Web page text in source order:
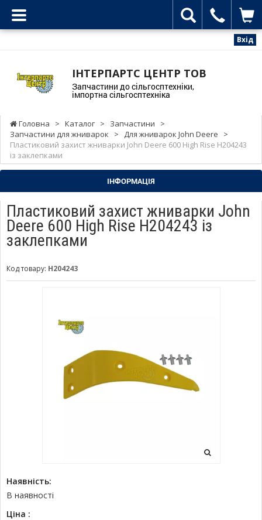
Вхід
ІНТЕРПАРТС ЦЕНТР ТОВ
Запчастини до сільгосптехніки,
імпортна сільгосптехніка
Головна > Каталог > Запчастини
>
Запчастини для жниварок
> Для жниварок John Deere
>
Пластиковий захист жниварки John Deere 600 High Rise H204243
із заклепками
ІНФОРМАЦІЯ
Пластиковий захист жниварки John
Deere 600 High Rise H204243 із
заклепками
Код товару: H204243
Наявність:
В наявності
Ціна :